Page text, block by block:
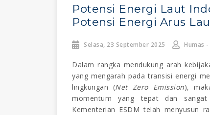
Potensi Energi Laut
Potensi Energi Arus
Selasa, 23 September 2025 Humas
Dalam rangka mendukung arah
yang mengarah pada transisi energi
lingkungan (Net Zero Emission),
momentum yang tepat dan
Kementerian ESDM telah menyusun